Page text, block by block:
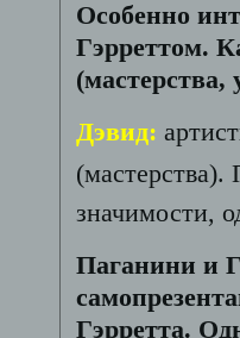
Особенно
Гэрреттом.
Дэвид:
(мастерства).
значимости,
Паганини и
Гэрретта.